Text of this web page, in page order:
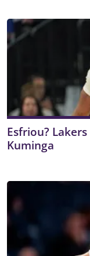
Esfriou?
Kuminga